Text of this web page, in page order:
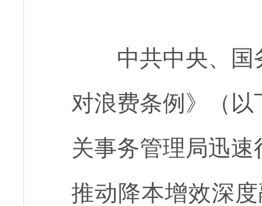
中共中央、
对浪费条例》（
关事务管理局迅
推动降本增效深